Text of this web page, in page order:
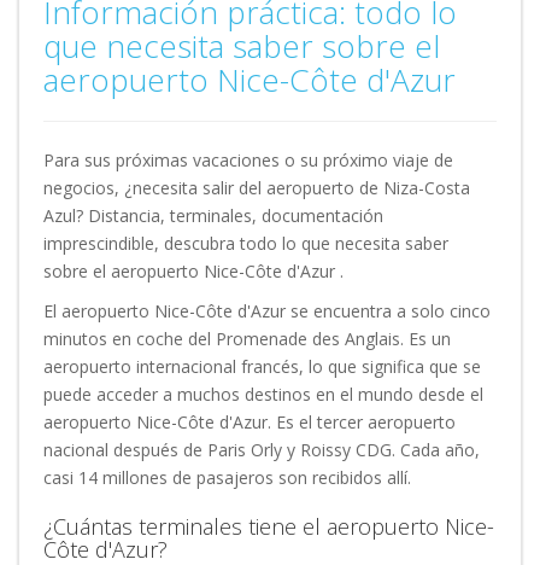
Información práctica: todo lo
que necesita saber sobre el
aeropuerto Nice-Côte d'Azur
Para sus próximas vacaciones o su próximo viaje de
negocios, ¿necesita salir del aeropuerto de Niza-Costa
Azul? Distancia, terminales, documentación
imprescindible, descubra todo lo que necesita saber
sobre el aeropuerto Nice-Côte d'Azur .
El aeropuerto Nice-Côte d'Azur se encuentra a solo cinco
minutos en coche del Promenade des Anglais. Es un
aeropuerto internacional francés, lo que significa que se
puede acceder a muchos destinos en el mundo desde el
aeropuerto Nice-Côte d'Azur. Es el tercer aeropuerto
nacional después de Paris Orly y Roissy CDG. Cada año,
casi 14 millones de pasajeros son recibidos allí.
¿Cuántas terminales tiene el aeropuerto Nice-
Côte d'Azur?